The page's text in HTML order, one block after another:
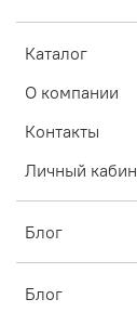
Каталог
О компании
Контакты
Личный
Блог
Блог